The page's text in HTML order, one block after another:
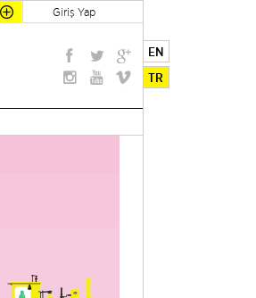
Giriş Yap
EN
TR